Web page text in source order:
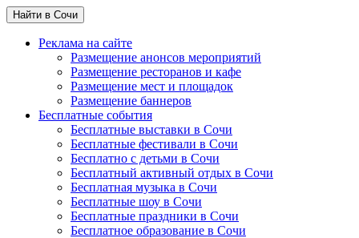
Найти в Сочи
Реклама на сайте
Размещение анонсов мероприятий
Размещение ресторанов и кафе
Размещение мест и площадок
Размещение баннеров
Бесплатные события
Бесплатные выставки в Сочи
Бесплатные фестивали в Сочи
Бесплатно с детьми в Сочи
Бесплатный активный отдых в Сочи
Бесплатная музыка в Сочи
Бесплатные шоу в Сочи
Бесплатные праздники в Сочи
Бесплатное образование в Сочи